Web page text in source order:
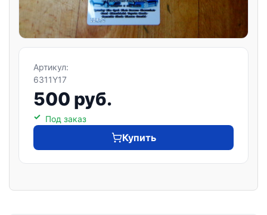
Артикул:
6311Y17
500 руб.
Под заказ
Купить